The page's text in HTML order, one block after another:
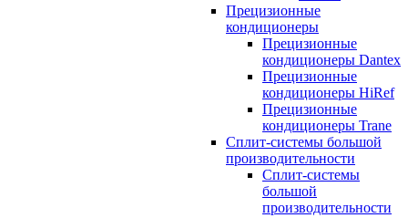
Прецизионные
кондиционеры
Прецизионные
кондиционеры Dantex
Прецизионные
кондиционеры HiRef
Прецизионные
кондиционеры Trane
Сплит-системы большой
производительности
Сплит-системы
большой
производительности